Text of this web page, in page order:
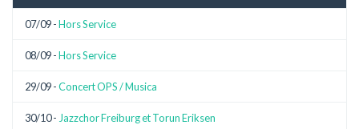
07/09 -Hors Service
08/09 -Hors Service
29/09 -Concert OPS / Musica
30/10 - Jazzchor Freiburg et Torun Eriksen